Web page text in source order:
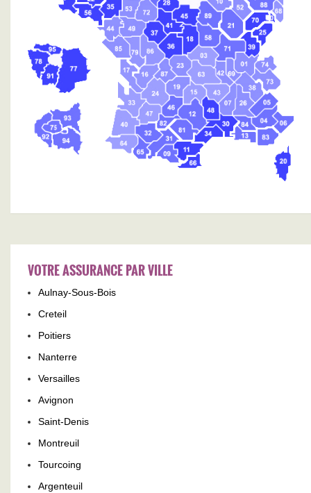
VOTRE ASSURANCE PAR VILLE
Aulnay-Sous-Bois
Creteil
Poitiers
Nanterre
Versailles
Avignon
Saint-Denis
Montreuil
Tourcoing
Argenteuil